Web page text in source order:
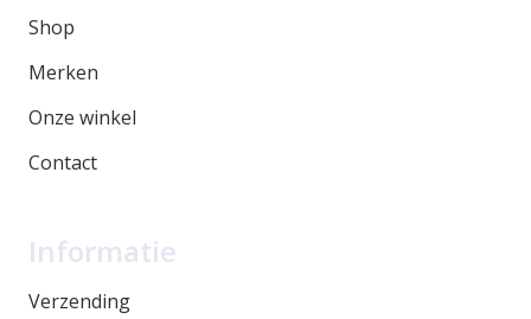
Shop
Merken
Onze winkel
Contact
Informatie
Verzending